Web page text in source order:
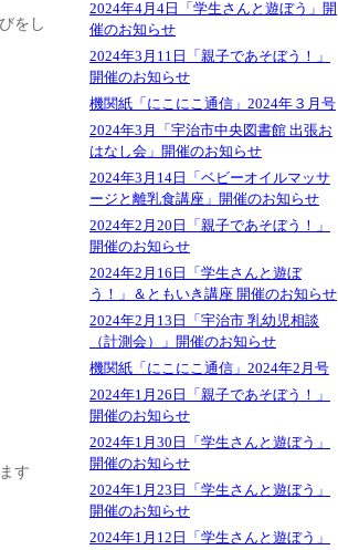
をし
す
2024年4月4日「学生さんと遊ぼう」開
催のお知らせ
2024年3月11日「親子であそぼう！」
開催のお知らせ
機関紙「にこにこ通信」2024年３月号
2024年3月「宇治市中央図書館 出張お
はなし会」開催のお知らせ
2024年3月14日「ベビーオイルマッサ
ージと離乳食講座」開催のお知らせ
2024年2月20日「親子であそぼう！」
開催のお知らせ
2024年2月16日「学生さんと遊ぼ
う！」＆ともいき講座 開催のお知らせ
2024年2月13日「宇治市 乳幼児相談
（計測会）」開催のお知らせ
機関紙「にこにこ通信」2024年2月号
2024年1月26日「親子であそぼう！」
開催のお知らせ
2024年1月30日「学生さんと遊ぼう」
開催のお知らせ
2024年1月23日「学生さんと遊ぼう」
開催のお知らせ
2024年1月12日「学生さんと遊ぼう」